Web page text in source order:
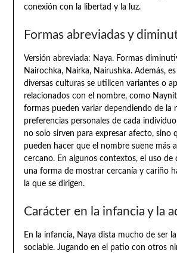
conexión con la libertad y la luz.
Formas abreviadas y
Versión abreviada: Naya. Formas
Nairochka, Nairka, Nairushka. Además,
diversas culturas se utilicen variantes o
relacionados con el nombre, como
formas pueden variar dependiendo de la
preferencias personales de cada
no solo sirven para expresar afecto, sino
pueden hacer que el nombre suene más
cercano. En algunos contextos, el uso de
una forma de mostrar cercanía y cariño
la que se dirigen.
Carácter en la infancia y la
En la infancia, Naya dista mucho de ser
sociable. Jugando en el patio con otros